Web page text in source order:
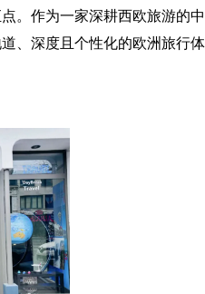
。作为一家深耕西欧旅游的
、深度且个性化的欧洲旅行体